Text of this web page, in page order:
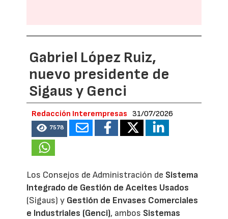
Gabriel López Ruiz,
nuevo presidente de
Sigaus y Genci
Redacción Interempresas 31/07/2026
7578
Los Consejos de Administración de Sistema
Integrado de Gestión de Aceites Usados
(Sigaus) y Gestión de Envases Comerciales
e Industriales (Genci), ambos Sistemas